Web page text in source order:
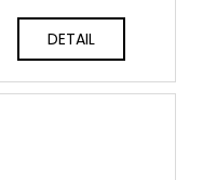
DETAIL